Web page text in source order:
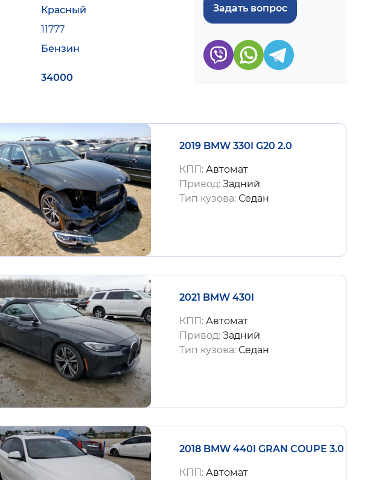
Красный
11777
Бензин
34000
Задать вопрос
2019 BMW 330I G20 2.0
КПП: Автомат
Привод: Задний
Тип кузова: Седан
2021 BMW 430I
КПП: Автомат
Привод: Задний
Тип кузова: Седан
2018 BMW 440I GRAN COUPE 3.0
КПП: Автомат